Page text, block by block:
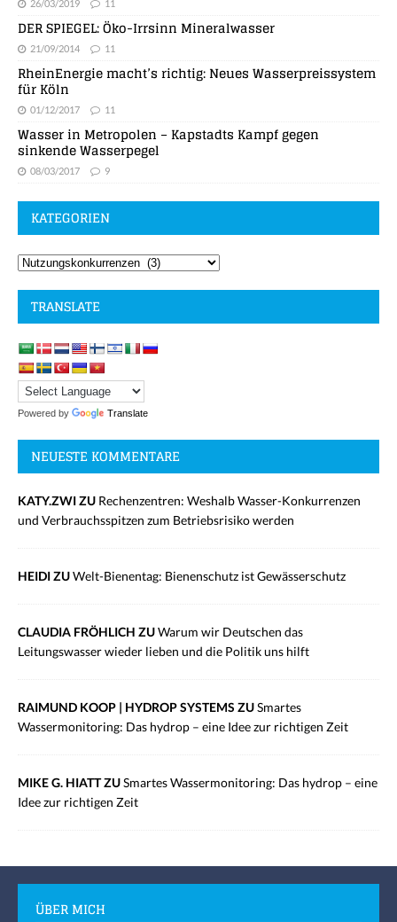
26/03/2019 11
DER SPIEGEL: Öko-Irrsinn Mineralwasser
21/09/2014 11
RheinEnergie macht’s richtig: Neues Wasserpreissystem
für Köln
01/12/2017 11
Wasser in Metropolen – Kapstadts Kampf gegen
sinkende Wasserpegel
08/03/2017 9
KATEGORIEN
TRANSLATE
Powered by Translate
NEUESTE KOMMENTARE
KATY.ZWI ZU Rechenzentren: Weshalb Wasser-Konkurrenzen
und Verbrauchsspitzen zum Betriebsrisiko werden
HEIDI ZUWelt-Bienentag: Bienenschutz ist Gewässerschutz
CLAUDIA FRÖHLICH ZUWarum wir Deutschen das
Leitungswasser wieder lieben und die Politik uns hilft
RAIMUND KOOP | HYDROP SYSTEMS ZUSmartes
Wassermonitoring: Das hydrop – eine Idee zur richtigen Zeit
MIKE G. HIATT ZUSmartes Wassermonitoring: Das hydrop – eine
Idee zur richtigen Zeit
ÜBER MICH